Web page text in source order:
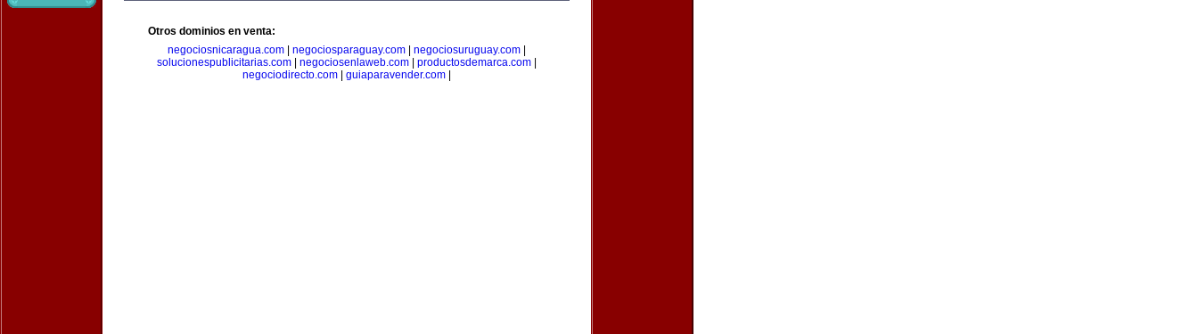
Otros dominios en venta:
negociosnicaragua.com
negociosparaguay.com negociosuruguay.com
solucionespublicitarias.com
negociosenlaweb.com productosdemarca.com
negociodirecto.com
guiaparavender.com